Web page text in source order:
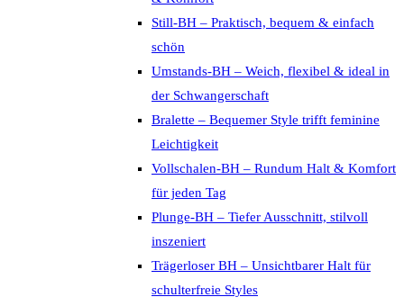
Still-BH – Praktisch, bequem & einfach
schön
Umstands-BH – Weich, flexibel & ideal in
der Schwangerschaft
Bralette – Bequemer Style trifft feminine
Leichtigkeit
Vollschalen-BH – Rundum Halt & Komfort
für jeden Tag
Plunge-BH – Tiefer Ausschnitt, stilvoll
inszeniert
Trägerloser BH – Unsichtbarer Halt für
schulterfreie Styles